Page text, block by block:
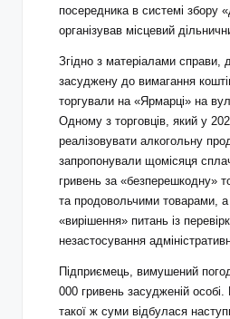
посередника в системі збору
організував місцевий
Згідно з матеріалами справи,
засуджену до вимагання
торгували на «Ярмарці» на
Одному з торговців, який у
реалізовувати алкогольну
запропонували щомісяця
гривень за «безперешкодну»
та продовольчими товарами,
«вирішення» питань із
незастосування
Підприємець, вимушений
000 гривень засудженій
такої ж суми відбулася